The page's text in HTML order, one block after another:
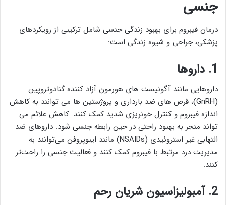
جنسی
درمان فیبروم برای بهبود زندگی جنسی شامل ترکیبی از رویکردهای
پزشکی، جراحی و شیوه زندگی است:
1. داروها
داروهایی مانند آگونیست های هورمون آزاد کننده گنادوتروپین
(GnRH)، قرص های ضد بارداری و پروژستین ها می توانند به کاهش
اندازه فیبروم و کنترل خونریزی شدید کمک کنند. کاهش علائم می
تواند منجر به بهبود راحتی در حین رابطه جنسی شود. داروهای ضد
التهابی غیر استروئیدی (NSAIDs) مانند ایبوپروفن می‌توانند به
مدیریت درد مرتبط با فیبروم کمک کنند و فعالیت جنسی را راحت‌تر
کنند.
2. آمبولیزاسیون شریان رحم